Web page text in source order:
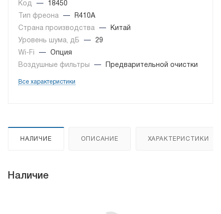
Код —
18450
Тип фреона
—
R410A
Страна производства
—
Китай
Уровень шума, дБ
—
29
Wi-Fi
—
Опция
Воздушные фильтры
— Предварительной очистки
Все характеристики
НАЛИЧИЕ ОПИСАНИЕ ХАРАКТЕРИСТИКИ
Наличие